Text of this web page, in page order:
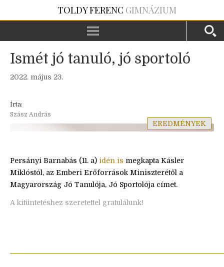
TOLDY FERENC GIMNÁZIUM
Ismét jó tanuló, jó sportoló
2022. május 23.
Írta:
Szász András
EREDMÉNYEK
Persányi Barnabás (11. a) idén is megkapta Kásler
Miklóstól, az Emberi Erőforrások Miniszterétől a
Magyarország Jó Tanulója, Jó Sportolója címet.
A kitüntetéshez szeretettel gratulálunk!